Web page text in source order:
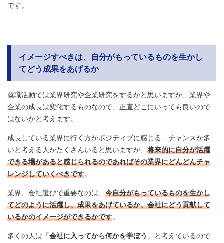
です。
イメージすべきは、自分がもっているものを生かし
てどう成果をあげるか
就職活動では業界研究や企業研究をするかと思いますが、業界や
企業の成長は変化するものなので、正直どこにいっても良いので
はないかと考えます。
成長している業界に行く方がポジティブに感じる、チャンスが多
いと考える人がたくさんいると思いますが、 将来的に自分が活躍
できる場があると感じられるのであればその業界にどんどんチャ
レンジしていくべきです。
業界、会社選びで重要なのは、 今自分がもっているものを生かし
てどのように活躍し、成果をあげているか、会社にどう貢献して
いるかのイメージができるかです。
多くの人は「会社に入ってから何かを学ぼう 」と考えているので